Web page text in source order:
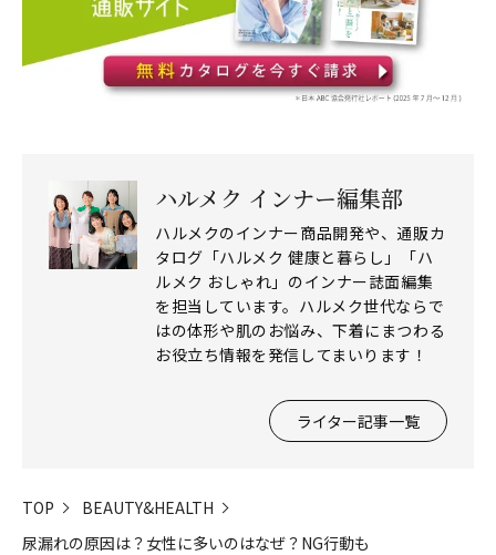
ハルメク インナー編集部
ハルメクのインナー商品開発や、通販カ
タログ「ハルメク 健康と暮らし」「ハ
ルメク おしゃれ」のインナー誌面編集
を担当しています。ハルメク世代ならで
はの体形や肌のお悩み、下着にまつわる
お役立ち情報を発信してまいります！
ライター記事一覧
TOP
BEAUTY&HEALTH
尿漏れの原因は？女性に多いのはなぜ？NG行動も